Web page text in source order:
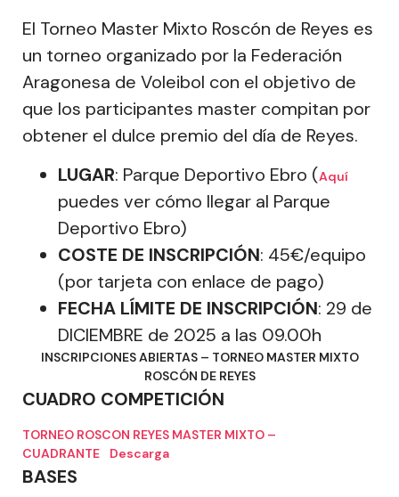
El Torneo Master Mixto Roscón de Reyes es
un torneo organizado por la Federación
Aragonesa de Voleibol con el objetivo de
que los participantes master compitan por
obtener el dulce premio del día de Reyes.
LUGAR: Parque Deportivo Ebro (Aquí
puedes ver cómo llegar al Parque
Deportivo Ebro)
COSTE DE INSCRIPCIÓN: 45€/equipo
(por tarjeta con enlace de pago)
FECHA LÍMITE DE INSCRIPCIÓN: 29 de
DICIEMBRE de 2025 a las 09.00h
INSCRIPCIONES ABIERTAS – TORNEO MASTER MIXTO
ROSCÓN DE REYES
CUADRO COMPETICIÓN
TORNEO ROSCON REYES MASTER MIXTO –
CUADRANTE
Descarga
BASES